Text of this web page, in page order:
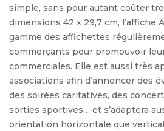
simple, sans pour autant coûter
dimensions 42 x 29,7 cm, l’affiche
gamme des affichettes
commerçants pour promouvoir
commerciales. Elle est aussi très
associations afin d’annoncer des
des soirées caritatives, des
sorties sportives… et s’adaptera
orientation horizontale que